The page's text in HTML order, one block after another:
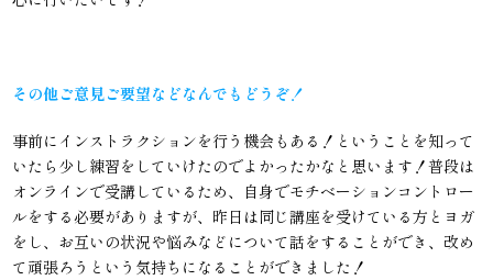
その他ご意見ご要望などなんでもどうぞ！
事前にインストラクションを行う機会もある！ということを知って
いたら少し練習をしていけたのでよかったかなと思います！普段は
オンラインで受講しているため、自身でモチベーションコントロー
ルをする必要がありますが、昨日は同じ講座を受けている方とヨガ
をし、お互いの状況や悩みなどについて話をすることができ、改め
て頑張ろうという気持ちになることができました！